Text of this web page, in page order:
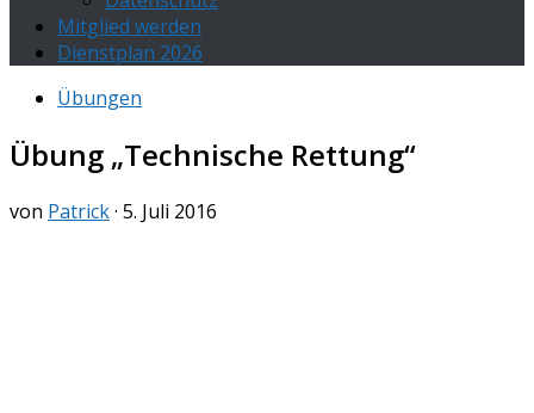
Mitglied werden
Dienstplan 2026
Übungen
Übung „Technische Rettung“
von Patrick· 5. Juli 2016